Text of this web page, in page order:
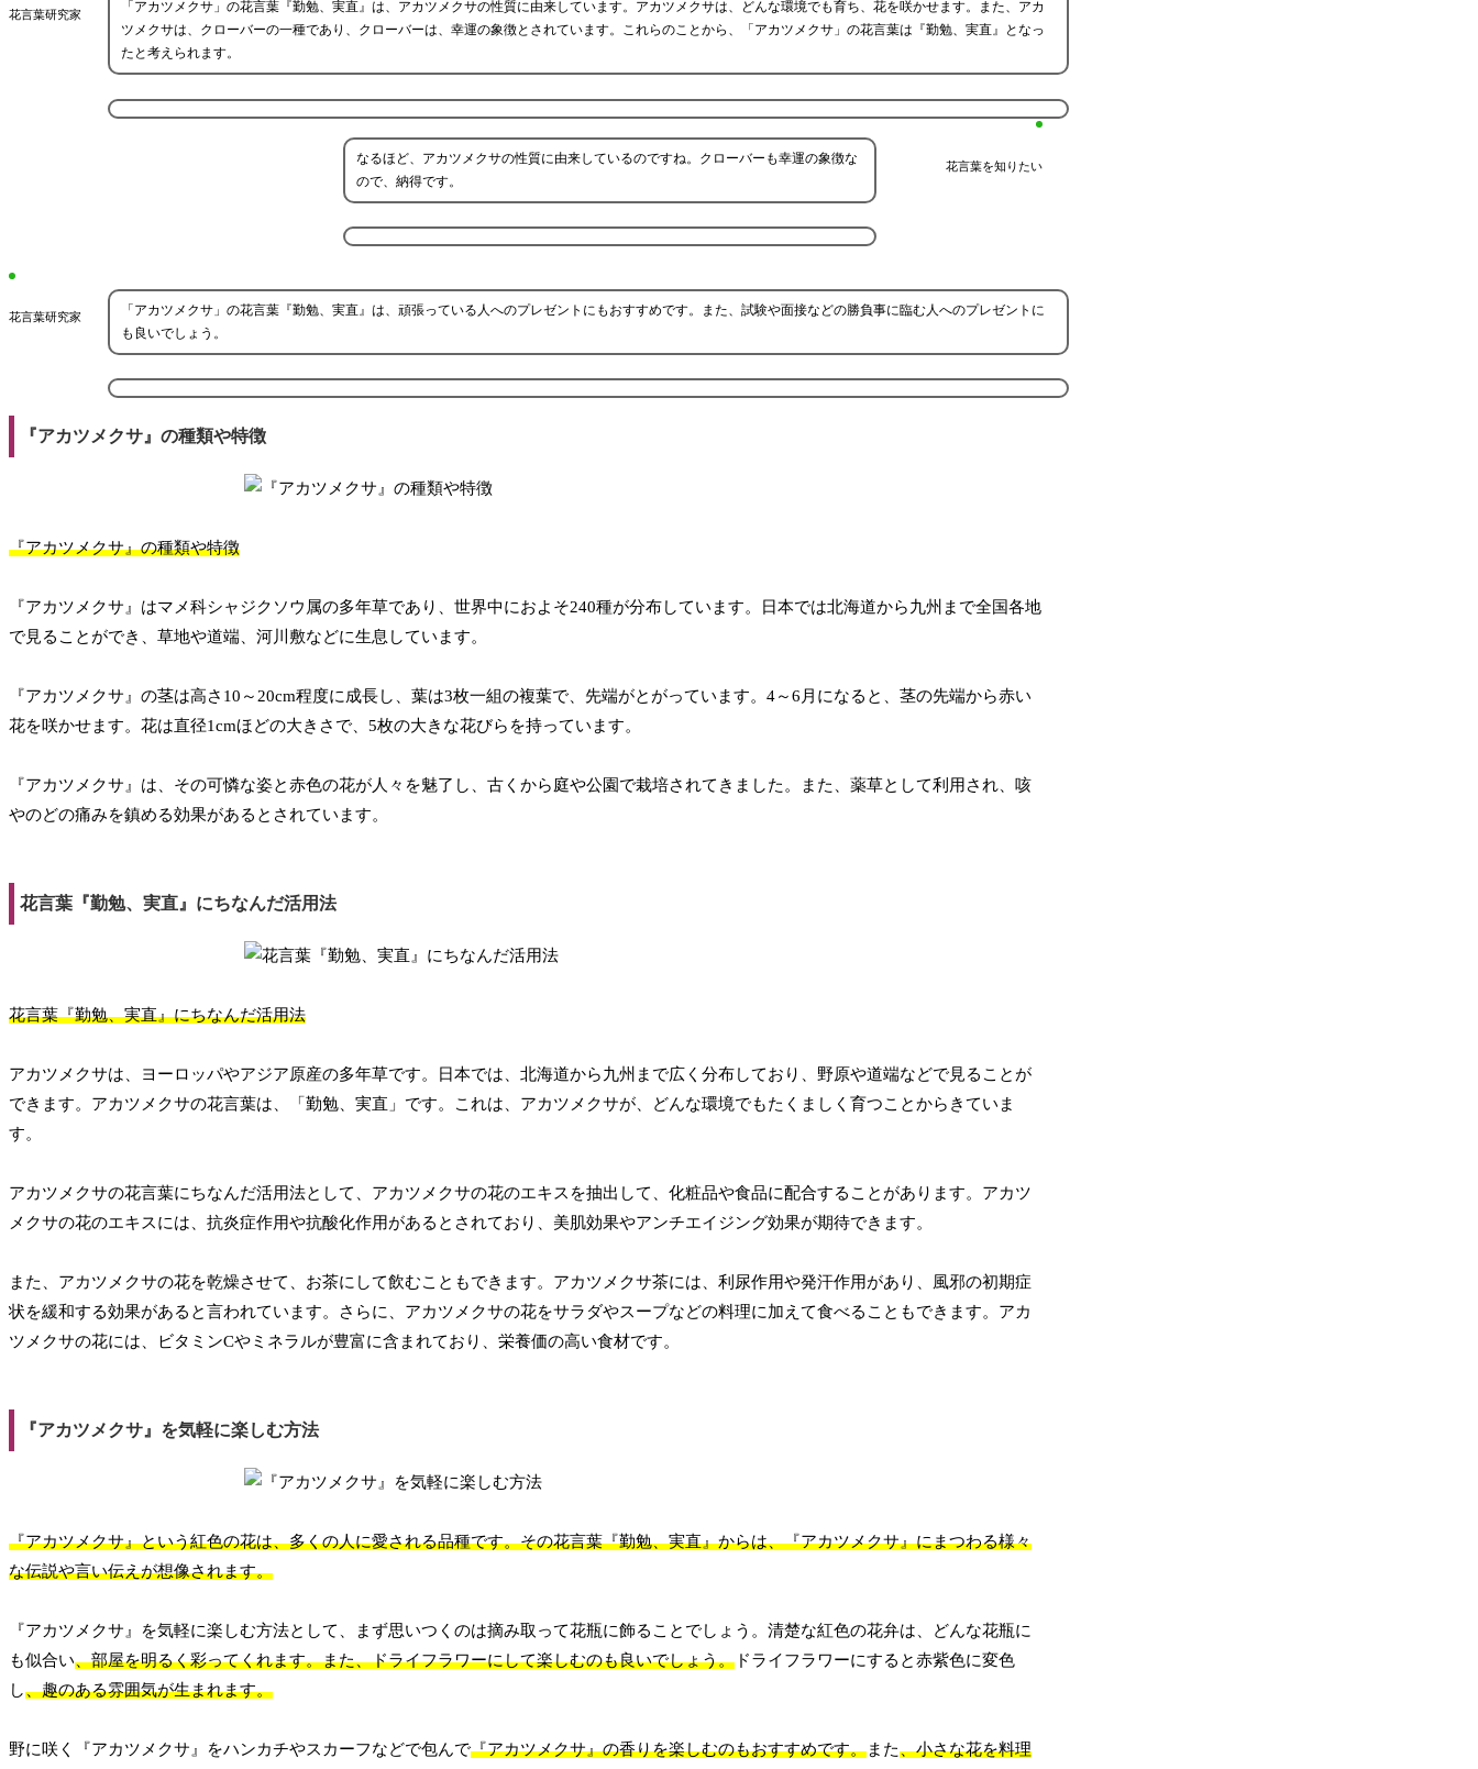
花言葉研究家
「アカツメクサ」の花言葉『勤勉、実直』は、アカツメクサの性質に由来しています。アカツメクサは、どんな環境でも育ち、花を咲かせます。また、アカ
ツメクサは、クローバーの一種であり、クローバーは、幸運の象徴とされています。これらのことから、「アカツメクサ」の花言葉は『勤勉、実直』となっ
たと考えられます。
花言葉を知りたい
なるほど、アカツメクサの性質に由来しているのですね。クローバーも幸運の象徴な
ので、納得です。
花言葉研究家
「アカツメクサ」の花言葉『勤勉、実直』は、頑張っている人へのプレゼントにもおすすめです。また、試験や面接などの勝負事に臨む人へのプレゼントに
も良いでしょう。
『アカツメクサ』の種類や特徴
『アカツメクサ』の種類や特徴
『アカツメクサ』はマメ科シャジクソウ属の多年草であり、世界中におよそ240種が分布しています。日本では北海道から九州まで全国各地
で見ることができ、草地や道端、河川敷などに生息しています。
『アカツメクサ』の茎は高さ10～20cm程度に成長し、葉は3枚一組の複葉で、先端がとがっています。4～6月になると、茎の先端から赤い
花を咲かせます。花は直径1cmほどの大きさで、5枚の大きな花びらを持っています。
『アカツメクサ』は、その可憐な姿と赤色の花が人々を魅了し、古くから庭や公園で栽培されてきました。また、薬草として利用され、咳
やのどの痛みを鎮める効果があるとされています。
花言葉『勤勉、実直』にちなんだ活用法
花言葉『勤勉、実直』にちなんだ活用法
アカツメクサは、ヨーロッパやアジア原産の多年草です。日本では、北海道から九州まで広く分布しており、野原や道端などで見ることが
できます。アカツメクサの花言葉は、「勤勉、実直」です。これは、アカツメクサが、どんな環境でもたくましく育つことからきていま
す。
アカツメクサの花言葉にちなんだ活用法として、アカツメクサの花のエキスを抽出して、化粧品や食品に配合することがあります。アカツ
メクサの花のエキスには、抗炎症作用や抗酸化作用があるとされており、美肌効果やアンチエイジング効果が期待できます。
また、アカツメクサの花を乾燥させて、お茶にして飲むこともできます。アカツメクサ茶には、利尿作用や発汗作用があり、風邪の初期症
状を緩和する効果があると言われています。さらに、アカツメクサの花をサラダやスープなどの料理に加えて食べることもできます。アカ
ツメクサの花には、ビタミンCやミネラルが豊富に含まれており、栄養価の高い食材です。
『アカツメクサ』を気軽に楽しむ方法
『アカツメクサ』という紅色の花は、多くの人に愛される品種です。その花言葉『勤勉、実直』からは、『アカツメクサ』にまつわる様々
な伝説や言い伝えが想像されます。
『アカツメクサ』を気軽に楽しむ方法として、まず思いつくのは摘み取って花瓶に飾ることでしょう。清楚な紅色の花弁は、どんな花瓶に
も似合い、部屋を明るく彩ってくれます。また、ドライフラワーにして楽しむのも良いでしょう。 ドライフラワーにすると赤紫色に変色
し、趣のある雰囲気が生まれます。
野に咲く『アカツメクサ』をハンカチやスカーフなどで包んで『アカツメクサ』の香りを楽しむのもおすすめです。また、小さな花を料理